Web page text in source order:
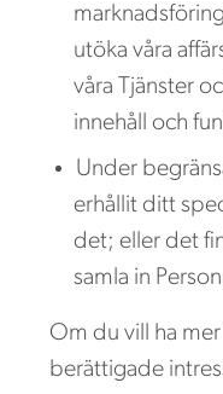
utöka våra
våra Tjänster
innehåll och
Under
erhållit ditt
det; eller det
samla in
Om du vill ha
berättigade